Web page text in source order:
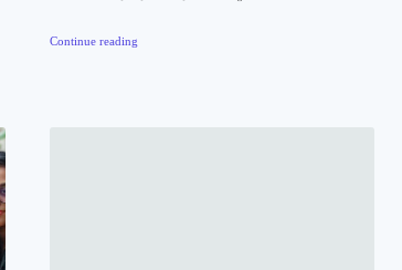
Continue reading